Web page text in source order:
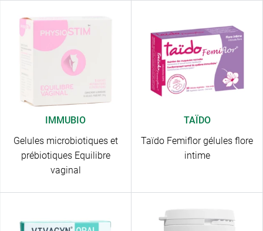
IMMUBIO
Gelules microbiotiques et
prébiotiques Equilibre
vaginal
TAÏDO
Taïdo Femiflor gélules flore
intime